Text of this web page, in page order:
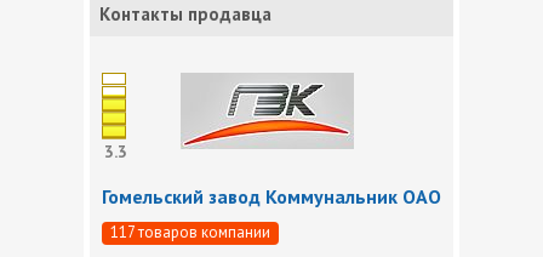
Контакты продавца
3.3
Гомельский завод Коммунальник ОАО
117 товаров компании